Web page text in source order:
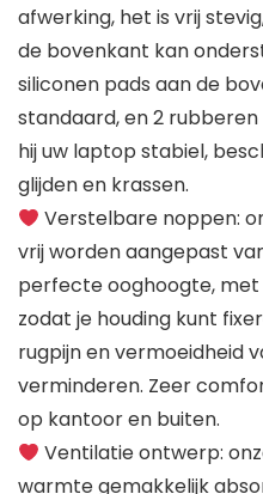
afwerking, het is vrij
de bovenkant kan
siliconen pads aan de
standaard, en 2
hij uw laptop stabiel,
glijden en krassen.
Verstelbare noppen:
vrij worden aangepast
perfecte ooghoogte,
zodat je houding kunt
rugpijn en vermoeidheid
verminderen. Zeer
op kantoor en buiten.
Ventilatie ontwerp:
warmte gemakkelijk